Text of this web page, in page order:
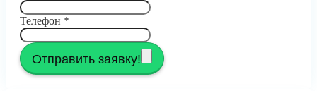
Телефон *
Отправить заявку!